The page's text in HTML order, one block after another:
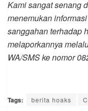
Kami sangat senang
menemukan
sanggahan terhadap
melaporkannya
WA/SMS ke nomor
Tags: berita hoaks